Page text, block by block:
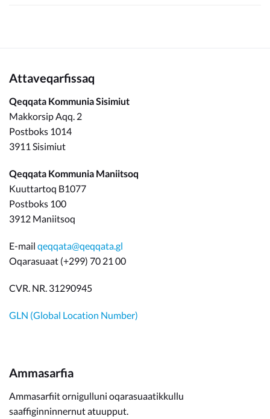
Attaveqarfissaq
Qeqqata Kommunia Sisimiut
Makkorsip Aqq. 2
Postboks 1014
3911 Sisimiut
Qeqqata Kommunia Maniitsoq
Kuuttartoq B1077
Postboks 100
3912 Maniitsoq
E-mail qeqqata@qeqqata.gl
Oqarasuaat (+299) 70 21 00
CVR. NR. 31290945
GLN (Global Location Number)
Ammasarfia
Ammasarfiit ornigulluni oqarasuaatikkullu
saaffiginninnernut atuupput.